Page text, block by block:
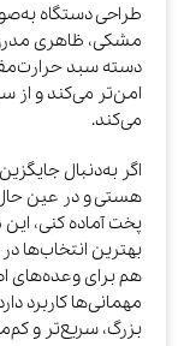
طراحی دستگاه
مشکی، ظاهری مدرن
دسته سبد
امن‌تر می‌کند و از
می‌کند.
اگر به‌دنبال
هستی و در عین حال
بهترین انتخاب‌ها
هم برای وعده‌های
مهمانی‌ها کاربرد
بزرگ، سریع‌تر و